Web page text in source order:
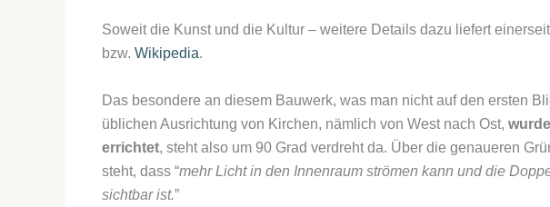
Soweit die Kunst und die Kultur – weitere Details dazu liefert
bzw. Wikipedia.
Das besondere an diesem Bauwerk, was man nicht auf den ersten
üblichen Ausrichtung von Kirchen, nämlich von West nach Ost,
errichtet, steht also um 90 Grad verdreht da. Über die genaueren
steht, dass “mehr Licht in den Innenraum strömen kann und die
sichtbar ist.”